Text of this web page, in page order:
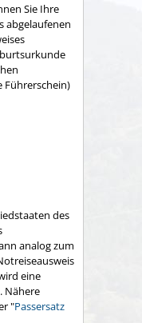
Sie Ihre
abgelaufenen
Führerschein)
des
analog zum
eine
Nähere
"Passersatz